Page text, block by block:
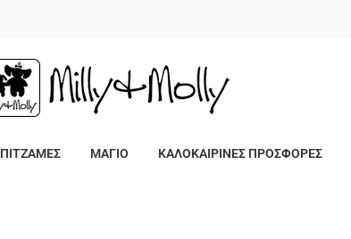
ΠΙΤΖΑΜΕΣ ΜΑΓΙΟ ΚΑΛΟΚΑΙΡΙΝΕΣ ΠΡΟΣΦΟΡΕΣ